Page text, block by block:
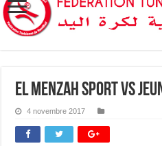
El Menzah Sport vs
4 novembre 2017